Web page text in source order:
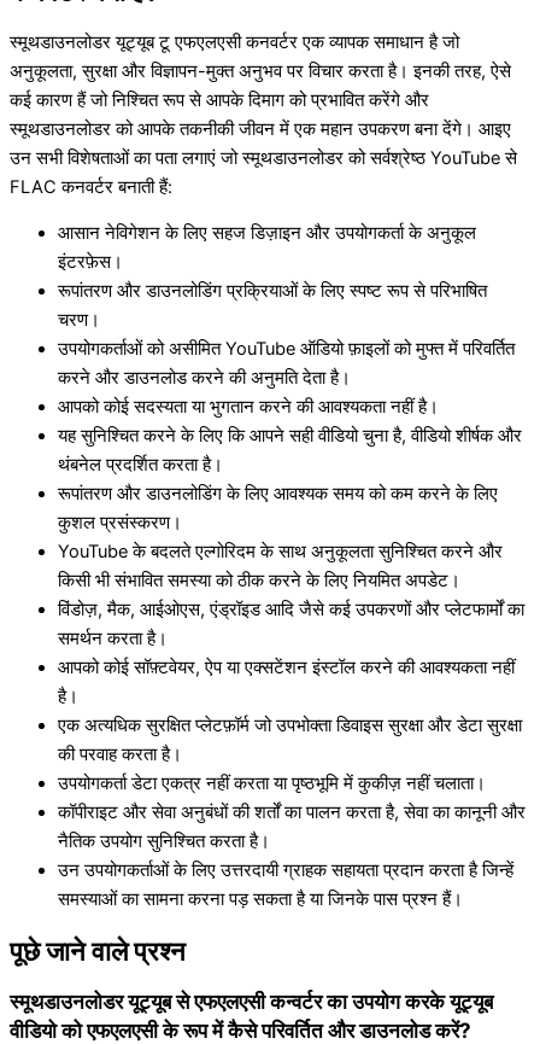
स्मूथडाउनलोडर यूट्यूब टू एफएलएसी कनवर्टर एक व्यापक समाधान है जो
अनुकूलता, सुरक्षा और विज्ञापन-मुक्त अनुभव पर विचार करता है। इनकी तरह, ऐसे
कई कारण हैं जो निश्चित रूप से आपके दिमाग को प्रभावित करेंगे और
स्मूथडाउनलोडर को आपके तकनीकी जीवन में एक महान उपकरण बना देंगे। आइए
उन सभी विशेषताओं का पता लगाएं जो स्मूथडाउनलोडर को सर्वश्रेष्ठ YouTube से
FLAC कनवर्टर बनाती हैं:
आसान नेविगेशन के लिए सहज डिज़ाइन और उपयोगकर्ता के अनुकूल
इंटरफ़ेस।
रूपांतरण और डाउनलोडिंग प्रक्रियाओं के लिए स्पष्ट रूप से परिभाषित
चरण।
उपयोगकर्ताओं को असीमित YouTube ऑडियो फ़ाइलों को मुफ्त में परिवर्तित
करने और डाउनलोड करने की अनुमति देता है।
आपको कोई सदस्यता या भुगतान करने की आवश्यकता नहीं है।
यह सुनिश्चित करने के लिए कि आपने सही वीडियो चुना है, वीडियो शीर्षक और
थंबनेल प्रदर्शित करता है।
रूपांतरण और डाउनलोडिंग के लिए आवश्यक समय को कम करने के लिए
कुशल प्रसंस्करण।
YouTube के बदलते एल्गोरिदम के साथ अनुकूलता सुनिश्चित करने और
किसी भी संभावित समस्या को ठीक करने के लिए नियमित अपडेट।
विंडोज़, मैक, आईओएस, एंड्रॉइड आदि जैसे कई उपकरणों और प्लेटफार्मों का
समर्थन करता है।
आपको कोई सॉफ़्टवेयर, ऐप या एक्सटेंशन इंस्टॉल करने की आवश्यकता नहीं
है।
एक अत्यधिक सुरक्षित प्लेटफ़ॉर्म जो उपभोक्ता डिवाइस सुरक्षा और डेटा सुरक्षा
की परवाह करता है।
उपयोगकर्ता डेटा एकत्र नहीं करता या पृष्ठभूमि में कुकीज़ नहीं चलाता।
कॉपीराइट और सेवा अनुबंधों की शर्तों का पालन करता है, सेवा का कानूनी और
नैतिक उपयोग सुनिश्चित करता है।
उन उपयोगकर्ताओं के लिए उत्तरदायी ग्राहक सहायता प्रदान करता है जिन्हें
समस्याओं का सामना करना पड़ सकता है या जिनके पास प्रश्न हैं।
पूछे जाने वाले प्रश्न
स्मूथडाउनलोडर यूट्यूब से एफएलएसी कन्वर्टर का उपयोग करके यूट्यूब
वीडियो को एफएलएसी के रूप में कैसे परिवर्तित और डाउनलोड करें?